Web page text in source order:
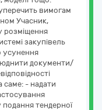
вимогам
Учасник,
розміщення
закупівель
усунення
документи/
саме: - надати
тендерної